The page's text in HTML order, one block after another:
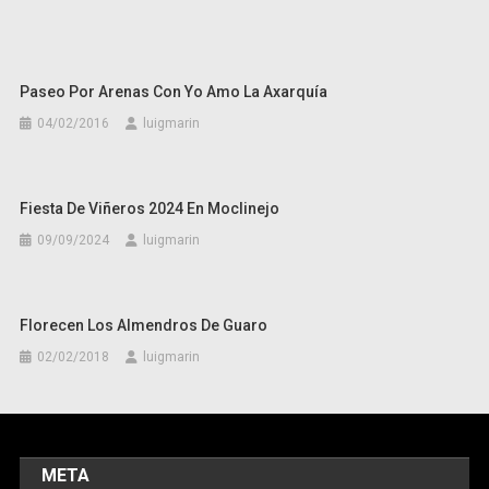
Paseo Por Arenas Con Yo Amo La Axarquía
04/02/2016 luigmarin
Fiesta De Viñeros 2024 En Moclinejo
09/09/2024 luigmarin
Florecen Los Almendros De Guaro
02/02/2018 luigmarin
META